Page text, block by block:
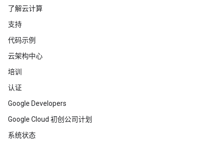
了解云计算
支持
代码示例
云架构中心
培训
认证
Google Developers
Google Cloud 初创公司计划
系统状态